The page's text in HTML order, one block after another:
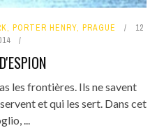
, PORTER HENRY, PRAGUE
12
les frontières. Ils ne savent
et qui les sert. Dans cet
...